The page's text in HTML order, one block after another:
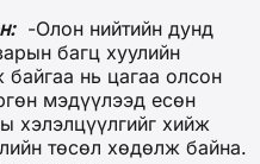
-Олон нийтийн дунд
багц хуулийн
байгаа нь цагаа олсон
мэдүүлээд есөн
хэлэлцүүлгийг хийж
төсөл хөдөлж байна.